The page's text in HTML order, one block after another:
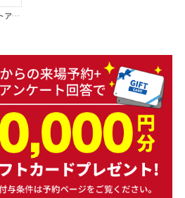
【ドラッグストア】ドラッグストア マツモトキヨシ 鷹尾店まで1250ｍ